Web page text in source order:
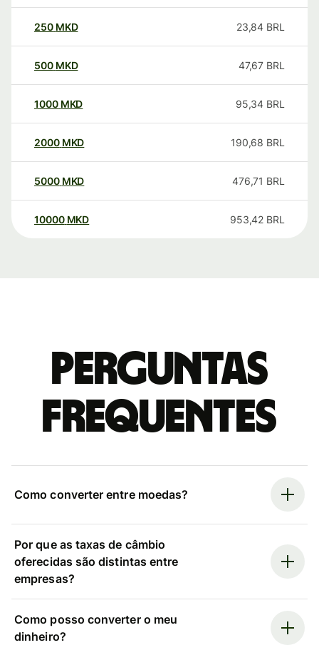
250 MKD 23,84 BRL
500 MKD 47,67 BRL
1000 MKD 95,34 BRL
2000 MKD 190,68 BRL
5000 MKD 476,71 BRL
10000 MKD 953,42 BRL
Perguntas
frequentes
Como converter entre moedas?
Por que as taxas de câmbio
oferecidas são distintas entre
empresas?
Como posso converter o meu
dinheiro?